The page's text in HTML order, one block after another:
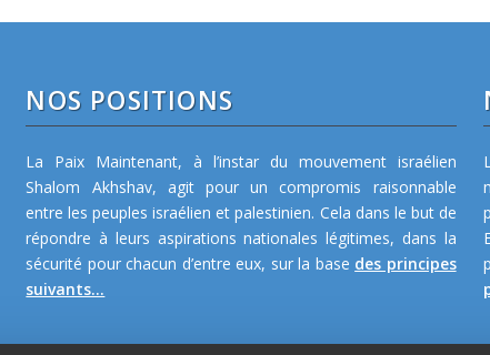
NOS POSITIONS
La Paix Maintenant, à l’instar du mouvement israélien
Shalom Akhshav, agit pour un compromis raisonnable
entre les peuples israélien et palestinien. Cela dans le but de
répondre à leurs aspirations nationales légitimes, dans la
sécurité pour chacun d’entre eux, sur la base des principes
suivants...